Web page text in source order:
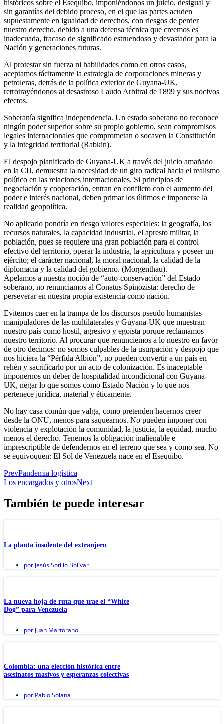
históricos sobre el Esequibo, imponiéndonos un juicio, desigual y
sin garantías del debido proceso, en el que las partes acuden
supuestamente en igualdad de derechos, con riesgos de perder
nuestro derecho, debido a una defensa técnica que creemos es
inadecuada, fracaso de significado estruendoso y devastador para la
Nación y generaciones futuras.
Al protestar sin fuerza ni habilidades como en otros casos,
aceptamos tácitamente la estrategia de corporaciones mineras y
petroleras, detrás de la política exterior de Guyana-UK,
retrotrayéndonos al desastroso Laudo Arbitral de 1899 y sus nocivos
efectos.
Soberanía significa independencia. Un estado soberano no reconoce
ningún poder superior sobre su propio gobierno, sean compromisos
legales internacionales que comprometan o socaven la Constitución
y la integridad territorial (Rabkin).
El despojo planificado de Guyana-UK a través del juicio amañado
en la CIJ, demuestra la necesidad de un giro radical hacia el realismo
político en las relaciones internacionales. Si principios de
negociación y cooperación, entran en conflicto con el aumento del
poder e interés nacional, deben primar los últimos e imponerse la
realidad geopolítica.
No aplicarlo pondría en riesgo valores especiales: la geografía, los
recursos naturales, la capacidad industrial, el apresto militar, la
población, pues se requiere una gran población para el control
efectivo del territorio, operar la industria, la agricultura y poseer un
ejército; el carácter nacional, la moral nacional, la calidad de la
diplomacia y la calidad del gobierno. (Morgenthau).
Apelamos a nuestra noción de “auto-conservación” del Estado
soberano, no renunciamos al Conatus Spinozista: derecho de
perseverar en nuestra propia existencia como nación.
Evitemos caer en la trampa de los discursos pseudo humanistas
manipuladores de las multilaterales y Guyana-UK que muestran
nuestro país como hostil, agresivo y egoísta porque reclamamos
nuestro territorio. Al procurar que renunciemos a lo nuestro en favor
de otro decimos: no somos culpables de la usurpación y despojo que
nos hiciera la “Pérfida Albión”, no pueden convertir a un país en
rehén y sacrificarlo por un acto de colonización. Es inaceptable
imponernos un deber de hospitalidad incondicional con Guyana-
UK, negar lo que somos como Estado Nación y lo que nos
pertenece jurídica, material y éticamente.
No hay casa común que valga, como pretenden hacernos creer
desde la ONU, menos para saquearnos. No pueden imponer con
violencia y explotación la comunidad, la justicia, la equidad, mucho
menos el derecho. Tenemos la obligación inalienable e
imprescriptible de defendernos en el terreno que sea y como sea. No
se equivoquen: El Sol de Venezuela nace en el Esequibo.
PrevPandemia logística
Los encargados y otrosNext
También te puede interesar
La planta insolente del extranjero
por Jesús Sotillo Bolívar
La nueva hoja de ruta que trae el “White
Dog” para Venezuela
por Juan Martorano
Colombia: una elección histórica entre
asesinatos masivos y esperanzas colectivas
por Pablo Solana